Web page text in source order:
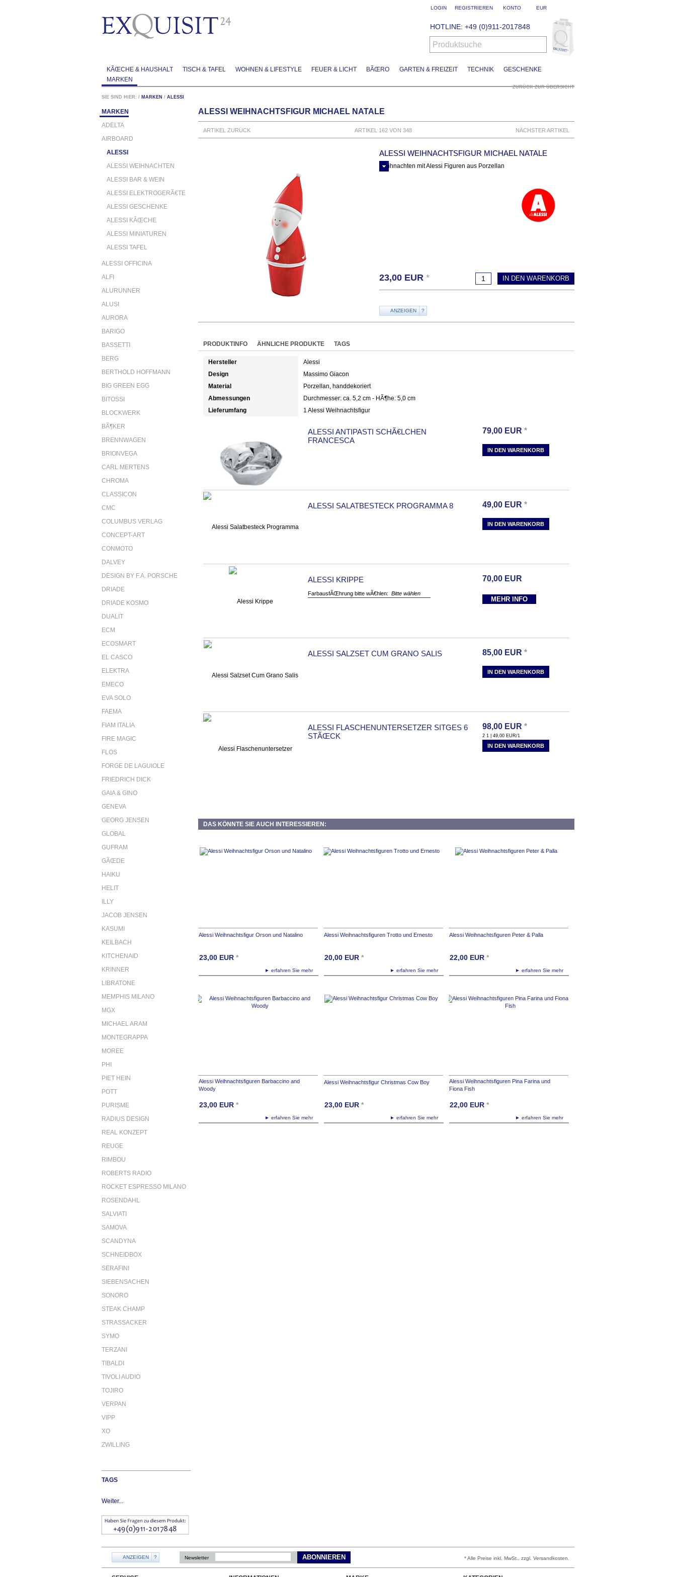
EUR
KONTO
LOGIN REGISTRIEREN
KÃŒCHE & HAUSHALT TISCH & TAFEL WOHNEN & LIFESTYLE FEUER & LICHT BÃŒRO GARTEN & FREIZEIT TECHNIK
GESCHENKE
MARKEN
HOTLINE: +49 (0)911-2017848
Produktsuche
SIE SIND HIER: / MARKEN / ALESSI
MARKEN
ADELTA
AIRBOARD
ALESSI
ALESSI WEIHNACHTEN
ALESSI BAR & WEIN
ALESSI ELEKTROGERÃ€TE
ALESSI GESCHENKE
ALESSI KÃŒCHE
ALESSI MINIATUREN
ALESSI TAFEL
ALESSI OFFICINA
ALFI
ALURUNNER
ALUSI
AURORA
BARIGO
BASSETTI
BERG
BERTHOLD HOFFMANN
BIG GREEN EGG
BITOSSI
BLOCKWERK
BÃ¶KER
BRENNWAGEN
BRIONVEGA
CARL MERTENS
CHROMA
CLASSICON
CMC
COLUMBUS VERLAG
CONCEPT-ART
CONMOTO
DALVEY
DESIGN BY F.A. PORSCHE
DRIADE
DRIADE KOSMO
DUALIT
ECM
ECOSMART
EL CASCO
ELEKTRA
EMECO
EVA SOLO
FAEMA
FIAM ITALIA
FIRE MAGIC
FLOS
FORGE DE LAGUIOLE
FRIEDRICH DICK
GAIA & GINO
GENEVA
GEORG JENSEN
GLOBAL
GUFRAM
GÃŒDE
HAIKU
HELIT
ILLY
JACOB JENSEN
KASUMI
KEILBACH
KITCHENAID
KRINNER
LIBRATONE
MEMPHIS MILANO
MGX
MICHAEL ARAM
MONTEGRAPPA
MOREE
PHI
PIET HEIN
POTT
PURISME
RADIUS DESIGN
REAL KONZEPT
REUGE
RIMBOU
ROBERTS RADIO
ROCKET ESPRESSO MILANO
ROSENDAHL
SALVIATI
SAMOVA
SCANDYNA
SCHNEIDBOX
SERAFINI
SIEBENSACHEN
SONORO
STEAK CHAMP
STRASSACKER
SYMO
TERZANI
TIBALDI
TIVOLI AUDIO
TOJIRO
VERPAN
VIPP
XO
ZWILLING
TAGS
Weiter...
ZURÜCK ZUR ÜBERSICHT
ALESSI WEIHNACHTSFIGUR MICHAEL NATALE
ARTIKEL ZURÜCK ARTIKEL 162 VON 348 NÄCHSTER ARTIKEL
ALESSI WEIHNACHTSFIGUR MICHAEL NATALE
Weihnachten mit Alessi Figuren aus Porzellan
23,00 EUR * IN DEN WARENKORB
ANZEIGEN ?
PRODUKTINFO ÄHNLICHE PRODUKTE TAGS
Hersteller
Alessi
Design
Massimo Giacon
Material
Porzellan, handdekoriert
Abmessungen
Durchmesser: ca. 5,2 cm - HÃ¶he: 5,0 cm
Lieferumfang
1 Alessi Weihnachtsfigur
ALESSI ANTIPASTI SCHÃ€LCHEN
FRANCESCA
79,00 EUR *
IN DEN WARENKORB
ALESSI SALATBESTECK PROGRAMMA 8 49,00 EUR *
IN DEN WARENKORB
ALESSI KRIPPE
FarbausfÃŒhrung bitte wÃ€hlen: Bitte wählen
70,00 EUR
MEHR INFO
ALESSI SALZSET CUM GRANO SALIS 85,00 EUR *
IN DEN WARENKORB
ALESSI FLASCHENUNTERSETZER SITGES 6
STÃŒCK
98,00 EUR *
2 1 | 49,00 EUR/1
IN DEN WARENKORB
DAS KÖNNTE SIE AUCH INTERESSIEREN:
Alessi Weihnachtsfigur Orson und Natalino
► erfahren Sie mehr
23,00 EUR *
Alessi Weihnachtsfiguren Trotto und Ernesto
► erfahren Sie mehr
20,00 EUR *
Alessi Weihnachtsfiguren Peter & Palla
► erfahren Sie mehr
22,00 EUR *
Alessi Weihnachtsfiguren Barbaccino and
Woody
► erfahren Sie mehr
23,00 EUR *
Alessi Weihnachtsfigur Christmas Cow Boy
► erfahren Sie mehr
23,00 EUR *
Alessi Weihnachtsfiguren Pina Farina und
Fiona Fish
► erfahren Sie mehr
22,00 EUR *
ANZEIGEN ? Newsletter ABONNIEREN * Alle Preise inkl. MwSt., zzgl. Versandkosten.